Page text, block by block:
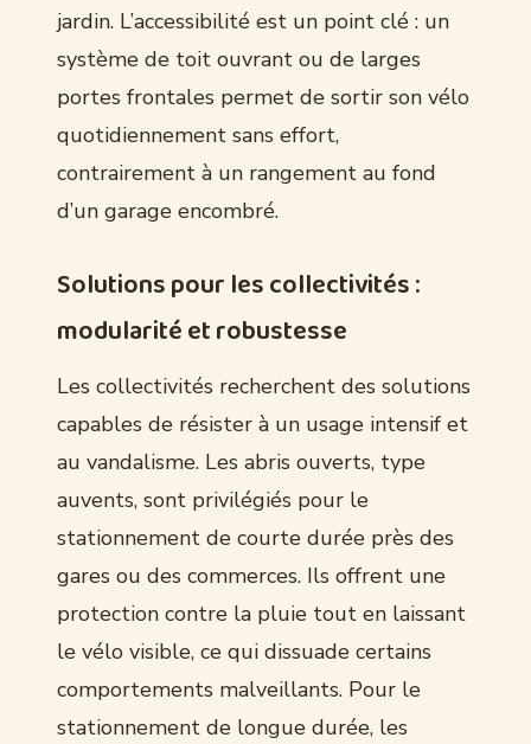
jardin. L’accessibilité est un point clé : un
système de toit ouvrant ou de larges
portes frontales permet de sortir son vélo
quotidiennement sans effort,
contrairement à un rangement au fond
d’un garage encombré.
Solutions pour les collectivités :
modularité et robustesse
Les collectivités recherchent des solutions
capables de résister à un usage intensif et
au vandalisme. Les abris ouverts, type
auvents, sont privilégiés pour le
stationnement de courte durée près des
gares ou des commerces. Ils offrent une
protection contre la pluie tout en laissant
le vélo visible, ce qui dissuade certains
comportements malveillants. Pour le
stationnement de longue durée, les